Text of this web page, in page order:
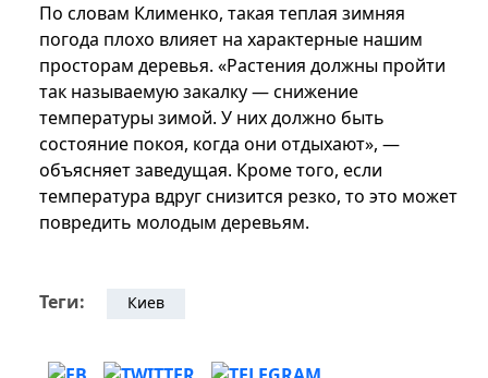
По словам Клименко, такая теплая зимняя
погода плохо влияет на характерные нашим
просторам деревья. «Растения должны пройти
так называемую закалку — снижение
температуры зимой. У них должно быть
состояние покоя, когда они отдыхают», —
объясняет заведущая. Кроме того, если
температура вдруг снизится резко, то это может
повредить молодым деревьям.
Теги: Киев